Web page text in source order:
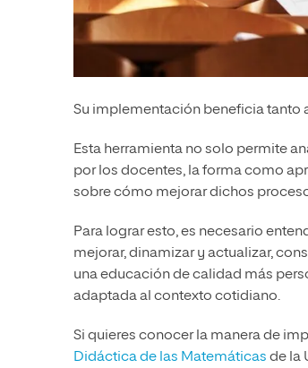
Su implementación beneficia tanto
Esta herramienta no solo permite
por los docentes, la forma como
sobre cómo mejorar dichos
Para lograr esto, es necesario
mejorar, dinamizar y actualizar,
una educación de calidad más
adaptada al contexto cotidiano.
Si quieres conocer la manera de
Didáctica de las Matemáticas de la